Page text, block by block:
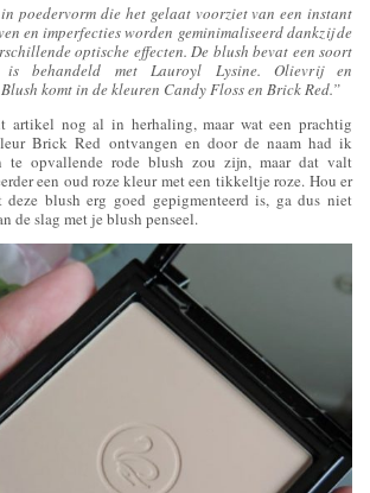
poedervorm die het gelaat voorziet van een instant
en imperfecties worden geminimaliseerd dankzij de
optische effecten. De blush bevat een soort
behandeld met Lauroyl Lysine. Olievrij en
komt in de kleuren Candy Floss en Brick Red.”
nog al in herhaling, maar wat een prachtig
Brick Red ontvangen en door de naam had ik
te opvallende rode blush zou zijn, maar dat valt
een oud roze kleur met een tikkeltje roze. Hou er
deze blush erg goed gepigmenteerd is, ga dus niet
de slag met je blush penseel.